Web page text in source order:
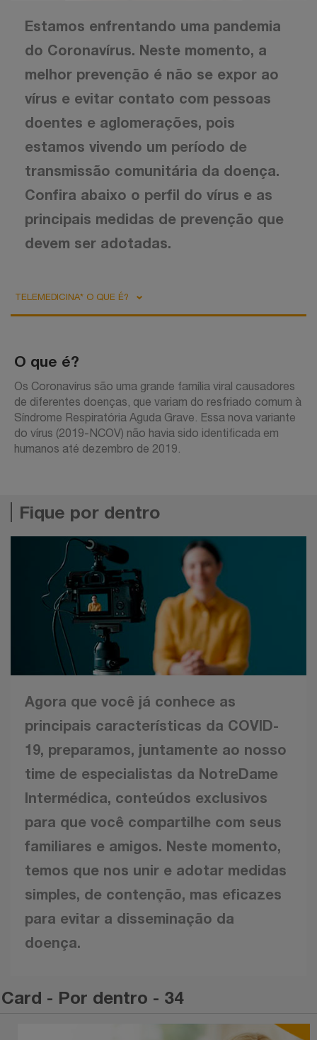
Estamos enfrentando uma pandemia
do Coronavírus. Neste momento, a
melhor prevenção é não se expor ao
vírus e evitar contato com pessoas
doentes e aglomerações, pois
estamos vivendo um período de
transmissão comunitária da doença.
Confira abaixo o perfil do vírus e as
principais medidas de prevenção que
devem ser adotadas.
TELEMEDICINA* O QUE É?
O que é?
Os Coronavírus são uma grande família viral causadores
de diferentes doenças, que variam do resfriado comum à
Síndrome Respiratória Aguda Grave. Essa nova variante
do vírus (2019-NCOV) não havia sido identificada em
humanos até dezembro de 2019.
Fique por dentro
Agora que você já conhece as
principais características da COVID-
19, preparamos, juntamente ao nosso
time de especialistas da NotreDame
Intermédica, conteúdos exclusivos
para que você compartilhe com seus
familiares e amigos. Neste momento,
temos que nos unir e adotar medidas
simples, de contenção, mas eficazes
para evitar a disseminação da
doença.
Card - Por dentro - 34